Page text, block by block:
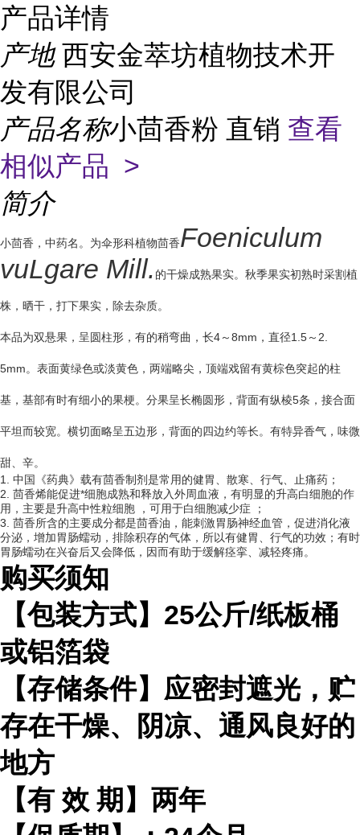
产品详情
产地 西安金萃坊植物技术开
发有限公司
产品名称小茴香粉 直销 查看
相似产品 >
简介
小茴香，中药名。为伞形科植物茴香Foeniculum
vuLgare Mill. 的干燥成熟果实。秋季果实初熟时采割植
株，晒干，打下果实，除去杂质。
本品为双悬果，呈圆柱形，有的稍弯曲，长4～8mm，直径1.5～2.
5mm。表面黄绿色或淡黄色，两端略尖，顶端戏留有黄棕色突起的柱
基，基部有时有细小的果梗。分果呈长椭圆形，背面有纵棱5条，接合面
平坦而较宽。横切面略呈五边形，背面的四边约等长。有特异香气，味微
甜、辛。
1. 中国《药典》载有茴香制剂是常用的健胃、散寒、行气、止痛药；
2. 茴香烯能促进*细胞成熟和释放入外周血液，有明显的升高白细胞的作
用，主要是升高中性粒细胞 ，可用于白细胞减少症
；
3. 茴香所含的主要成分都是茴香油，能刺激胃肠神经血管，促进消化液
分泌，增加胃肠蠕动，排除积存的气体，所以有健胃、行气的功效；有时
胃肠蠕动在兴奋后又会降低，因而有助于缓解痉挛、减轻疼痛。
购买须知
【包装方式】 25公斤/纸板桶
或铝箔袋
【存储条件】应密封遮光，贮
存在干燥、阴凉、通风良好的
地方
【有 效 期】两年